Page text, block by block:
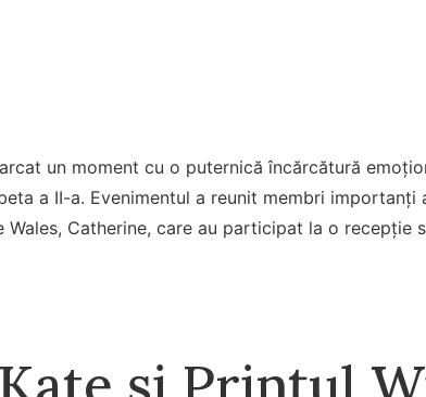
un moment cu o puternică încărcătură
a II-a. Evenimentul a reunit membri importanți
Wales, Catherine, care au participat la o recepție